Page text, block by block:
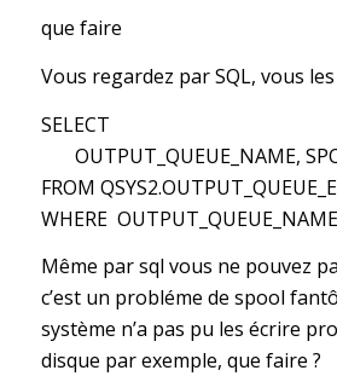
que faire
Vous regardez par SQL, vous
SELECT
OUTPUT_QUEUE_NAME,
FROM
WHERE
Même par sql vous ne pouvez
c’est un probléme de spool
système n’a pas pu les écrire
disque par exemple, que faire ?